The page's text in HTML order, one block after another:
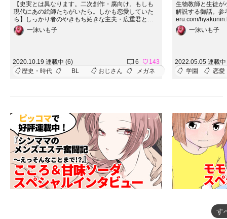
【史実とは異なります。二次創作・腐向け。もしも
現代にあの絵師たちがいたら。しかも恋愛していた
ら】しっかり者のやきもち妬きな主夫・広重君と能
天気な北斎サンのほっこりストーリのはずが…。煩
悩丸出し。勿論フィクションです。祝！偉人転生コ
一沫いも子
2020.10.19 連載中 (6) 6
143
歴史・時代
BL おじさん メガネ
生物教師と生徒が
解説する御話。
eru.com/
がございますので
じないように！！
一沫いも子
2022.05.05 連載
学園
恋愛
す